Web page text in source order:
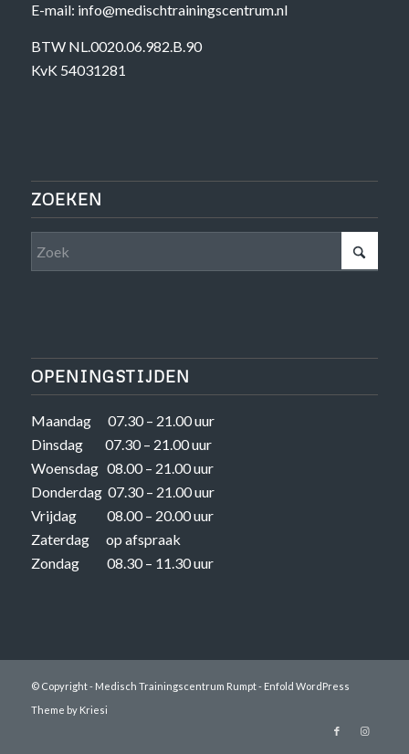
E-mail: info@medischtrainingscentrum.nl
BTW NL.0020.06.982.B.90
KvK 54031281
ZOEKEN
OPENINGSTIJDEN
Maandag 07.30 – 21.00 uur
Dinsdag 07.30 – 21.00 uur
Woensdag 08.00 – 21.00 uur
Donderdag 07.30 – 21.00 uur
Vrijdag 08.00 – 20.00 uur
Zaterdag op afspraak
Zondag 08.30 – 11.30 uur
© Copyright - Medisch Trainingscentrum Rumpt- Enfold WordPress
Theme by Kriesi